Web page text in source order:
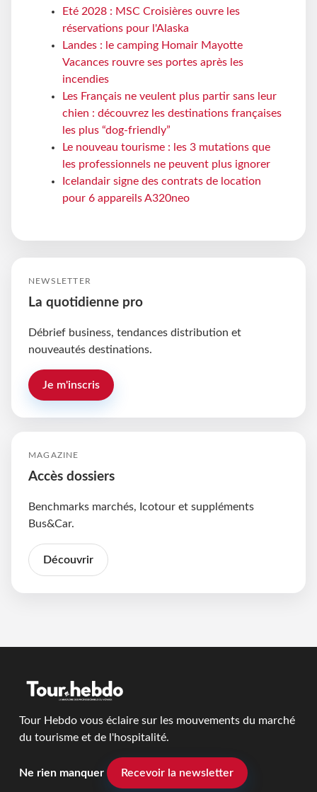
Eté 2028 : MSC Croisières ouvre les
réservations pour l'Alaska
Landes : le camping Homair Mayotte
Vacances rouvre ses portes après les
incendies
Les Français ne veulent plus partir sans leur
chien : découvrez les destinations françaises
les plus “dog-friendly”
Le nouveau tourisme : les 3 mutations que
les professionnels ne peuvent plus ignorer
Icelandair signe des contrats de location
pour 6 appareils A320neo
NEWSLETTER
La quotidienne pro
Débrief business, tendances distribution et
nouveautés destinations.
Je m'inscris
MAGAZINE
Accès dossiers
Benchmarks marchés, Icotour et suppléments
Bus&Car.
Découvrir
Tour Hebdo vous éclaire sur les mouvements du marché
du tourisme et de l'hospitalité.
Ne rien manquer Recevoir la newsletter